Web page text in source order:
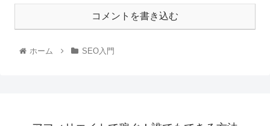
コメントを書き込む
ホーム SEO入門